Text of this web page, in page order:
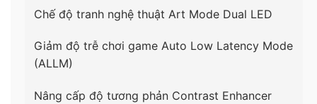
thích hợp trưng bày kể cả những không gian có
nhiều ánh sáng như phòng triển lãm, phòng tranh,…
Công nghệ Supreme UHD Dimming
cho hình ảnh. Đem đến những khung cảnh sắc nét,
Chế độ tranh nghệ thuật Art Mode Dual LED
Giảm độ trễ chơi game Auto Low Latency Mode
(ALLM)
Nâng cấp độ tương phản Contrast Enhancer